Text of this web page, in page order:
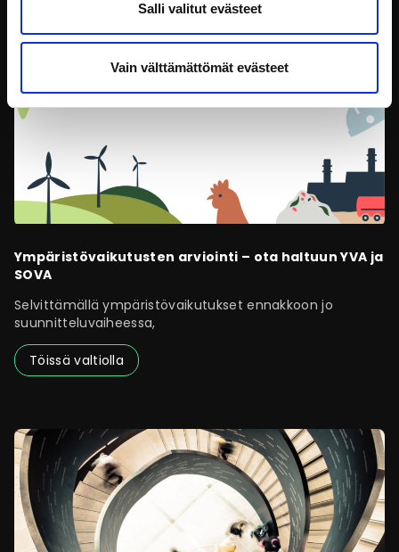
Salli valitut evästeet
Vain välttämättömät evästeet
Ympäristövaikutusten arviointi – ota haltuun YVA ja
SOVA
Selvittämällä ympäristövaikutukset ennakkoon jo
suunnitteluvaiheessa,
Töissä valtiolla